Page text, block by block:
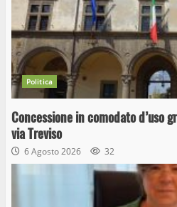
Politica
Concessione in comodato d’uso
via Treviso
6 Agosto 2026 32